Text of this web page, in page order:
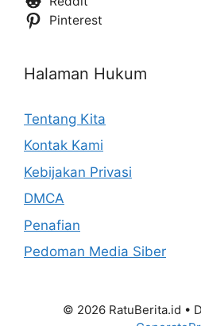
Pinterest
Halaman Hukum
Tentang Kita
Kontak Kami
Kebijakan Privasi
DMCA
Penafian
Pedoman Media Siber
© 2026 RatuBerita.id •